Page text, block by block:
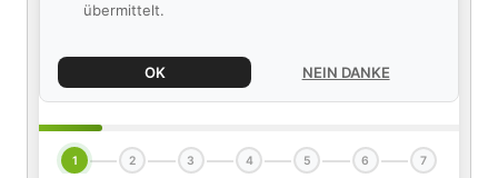
übermittelt.
OK NEIN DANKE
1 2 3 4 5 6 7